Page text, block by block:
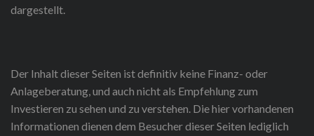
dargestellt.
Der Inhalt dieser Seiten ist definitiv keine Finanz- oder
Anlageberatung, und auch nicht als Empfehlung zum
Investieren zu sehen und zu verstehen. Die hier vorhandenen
Informationen dienen dem Besucher dieser Seiten lediglich